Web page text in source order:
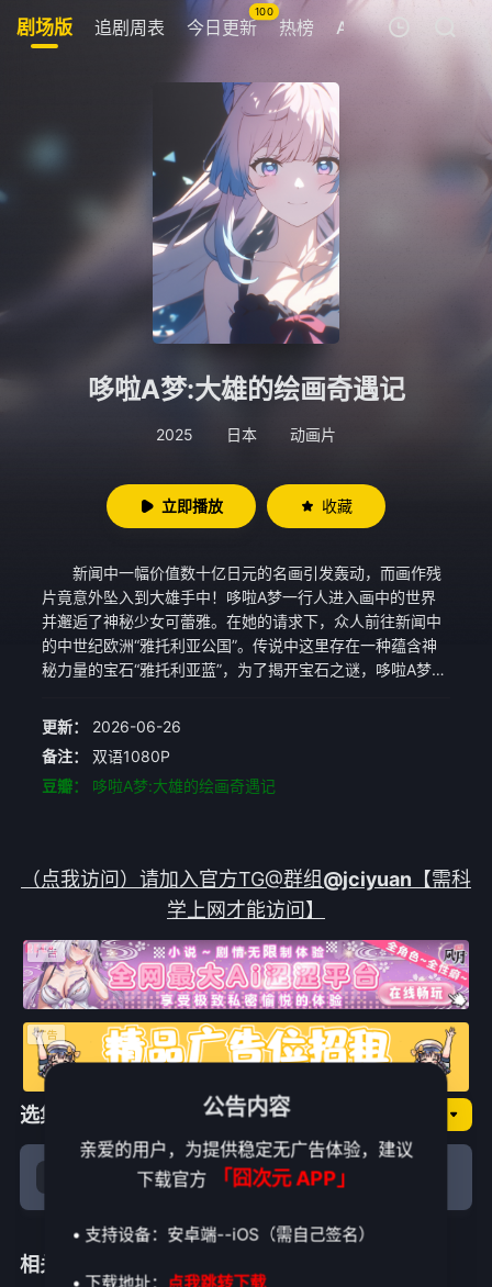
剧场版 追剧周表 今日更新
100
热榜 APP Ai女友💋（
我的观影记录
暂无观看影片的记录
哆啦A梦:大雄的绘画奇遇记
2025 日本 动画片
立即播放 收藏
新闻中一幅价值数十亿日元的名画引发轰动，而画作残
片竟意外坠入到大雄手中！哆啦A梦一行人进入画中的世界
并邂逅了神秘少女可蕾雅。在她的请求下，众人前往新闻中
的中世纪欧洲“雅托利亚公国”。传说中这里存在一种蕴含神
秘力量的宝石“雅托利亚蓝”，为了揭开宝石之谜，哆啦A梦一
陷入了巨大的危机......
更新：
2026-06-26
备注：
双语1080P
豆瓣：
哆啦A梦:大雄的绘画奇遇记
（点我访问）请加入官方TG@群组@jciyuan 【需科
学上网才能访问】
选集播放
备用
相关推荐
公告内容
亲爱的用户，为提供稳定无广告体验，建议
下载官方
「囧次元 APP」
• 支持设备：安卓端--iOS（需自己签名）
• 下载地址： 点我跳转下载